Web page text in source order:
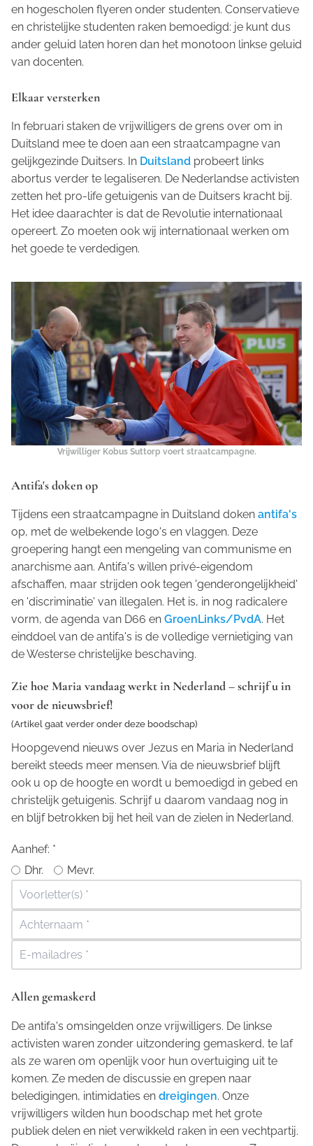
en hogescholen flyeren onder studenten. Conservatieve
en christelijke studenten raken bemoedigd: je kunt dus
ander geluid laten horen dan het monotoon linkse geluid
van docenten.
Elkaar versterken
In februari staken de vrijwilligers de grens over om in
Duitsland mee te doen aan een straatcampagne van
gelijkgezinde Duitsers. In Duitsland probeert links
abortus verder te legaliseren. De Nederlandse activisten
zetten het pro-life getuigenis van de Duitsers kracht bij.
Het idee daarachter is dat de Revolutie internationaal
opereert. Zo moeten ook wij internationaal werken om
het goede te verdedigen.
Vrijwilliger Kobus Suttorp voert straatcampagne.
Antifa's doken op
Tijdens een straatcampagne in Duitsland doken antifa's
op, met de welbekende logo's en vlaggen. Deze
groepering hangt een mengeling van communisme en
anarchisme aan. Antifa's willen privé-eigendom
afschaffen, maar strijden ook tegen 'genderongelijkheid'
en 'discriminatie' van illegalen. Het is, in nog radicalere
vorm, de agenda van D66 en GroenLinks/PvdA. Het
einddoel van de antifa's is de volledige vernietiging van
de Westerse christelijke beschaving.
Zie hoe Maria vandaag werkt in Nederland – schrijf u in
voor de nieuwsbrief!
(Artikel gaat verder onder deze boodschap)
Hoopgevend nieuws over Jezus en Maria in Nederland
bereikt steeds meer mensen. Via de nieuwsbrief blijft
ook u op de hoogte en wordt u bemoedigd in gebed en
christelijk getuigenis. Schrijf u daarom vandaag nog in
en blijf betrokken bij het heil van de zielen in Nederland.
Aanhef: *
Dhr.
Mevr.
Allen gemaskerd
De antifa's omsingelden onze vrijwilligers. De linkse
activisten waren zonder uitzondering gemaskerd, te laf
als ze waren om openlijk voor hun overtuiging uit te
komen. Ze meden de discussie en grepen naar
beledigingen, intimidaties en dreigingen. Onze
vrijwilligers wilden hun boodschap met het grote
publiek delen en niet verwikkeld raken in een vechtpartij.